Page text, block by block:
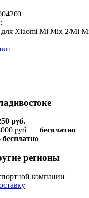
для Xiaomi Mi Mix 2/Mi
руб.
руб. — бесплатно
бесплатно
регионы
компании